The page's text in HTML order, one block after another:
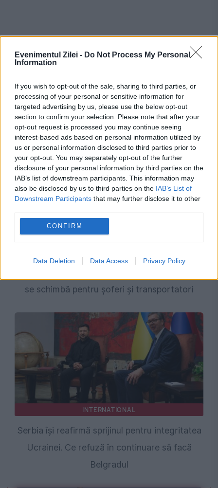
Evenimentul Zilei - Do Not Process My Personal
Information
If you wish to opt-out of the sale, sharing to third parties, or
processing of your personal or sensitive information for
targeted advertising by us, please use the below opt-out
section to confirm your selection. Please note that after your
opt-out request is processed you may continue seeing
interest-based ads based on personal information utilized by
us or personal information disclosed to third parties prior to
your opt-out. You may separately opt-out of the further
disclosure of your personal information by third parties on the
IAB’s list of downstream participants. This information may
also be disclosed by us to third parties on the IAB’s List of
Downstream Participants that may further disclose it to other
CONFIRM
Data Deletion Data Access Privacy Policy
Recomandările noastre
se schimbă pentru șoferi și transportatori
INTERNATIONAL
Serbia își reafirmă sprijinul pentru integritatea
Ucrainei. Ce refuză în continuare să facă
Belgradul